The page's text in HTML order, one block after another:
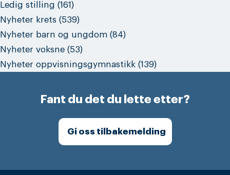
Ledig stilling (161)
Nyheter krets (539)
Nyheter barn og ungdom (84)
Nyheter voksne (53)
Nyheter oppvisningsgymnastikk (139)
Fant du det du lette etter?
Gi oss tilbakemelding